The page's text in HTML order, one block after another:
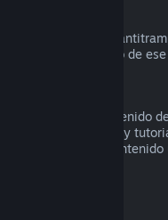
por VAC (el sistema
al reembolso de
reembolsos por contenido
series, episodios y
un lote con otro